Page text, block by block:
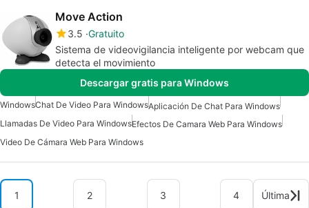
Move Action
3.5 Gratuito
Sistema de videovigilancia inteligente por webcam que
detecta el movimiento
Descargar gratis para Windows
WindowsChat De Video Para WindowsAplicación De Chat Para Windows
Llamadas De Video Para WindowsEfectos De Camara Web Para Windows
Video De Cámara Web Para Windows
1 2 3 4 Última